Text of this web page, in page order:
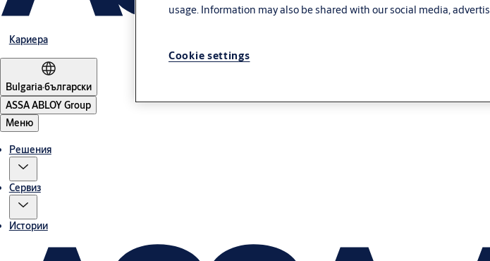
Кариера
Bulgaria·български
ASSA ABLOY Group
Меню
Решения
Сервиз
Истории
usage. Information may also be shared with our social media,
Cookie settings